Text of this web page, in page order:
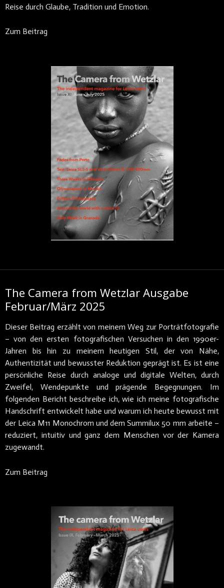
Reise durch Glaube, Tradition und Emotion.
Zum Beitrag
The Camera from Wetzlar Ausgabe
Februar/März 2025
Dieser Beitrag erzählt von meinem Weg zur Porträtfotografie
– von den ersten fotografischen Versuchen in den 1990er-
Jahren bis hin zu meinem heutigen Stil, der von Nähe,
Authentizität und bewusster Reduktion geprägt ist. Es ist eine
persönliche Reise durch analoge und digitale Welten, durch
Zweifel, Wendepunkte und prägende Begegnungen. Im
folgenden Bericht beschreibe ich, wie ich meine fotografische
Handschrift entwickelt habe und warum ich heute bewusst mit
der Leica M11 Monochrom und dem Summilux 50 mm arbeite –
reduziert, intuitiv und ganz dem Menschen vor der Kamera
zugewandt.
Zum Beitrag